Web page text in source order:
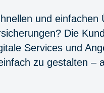
und einfachen
Die
Services und
zu gestalten –